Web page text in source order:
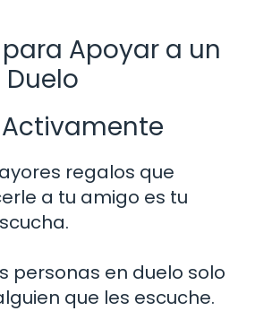
Apoyar a un
regalos que
a tu amigo es tu
personas en duelo solo
que les escuche.